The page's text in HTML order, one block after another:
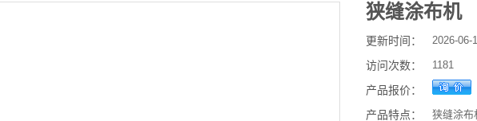
狭缝涂布机
更新时间： 2026-06-
访问次数： 1181
产品报价：
产品特点：
狭缝涂布